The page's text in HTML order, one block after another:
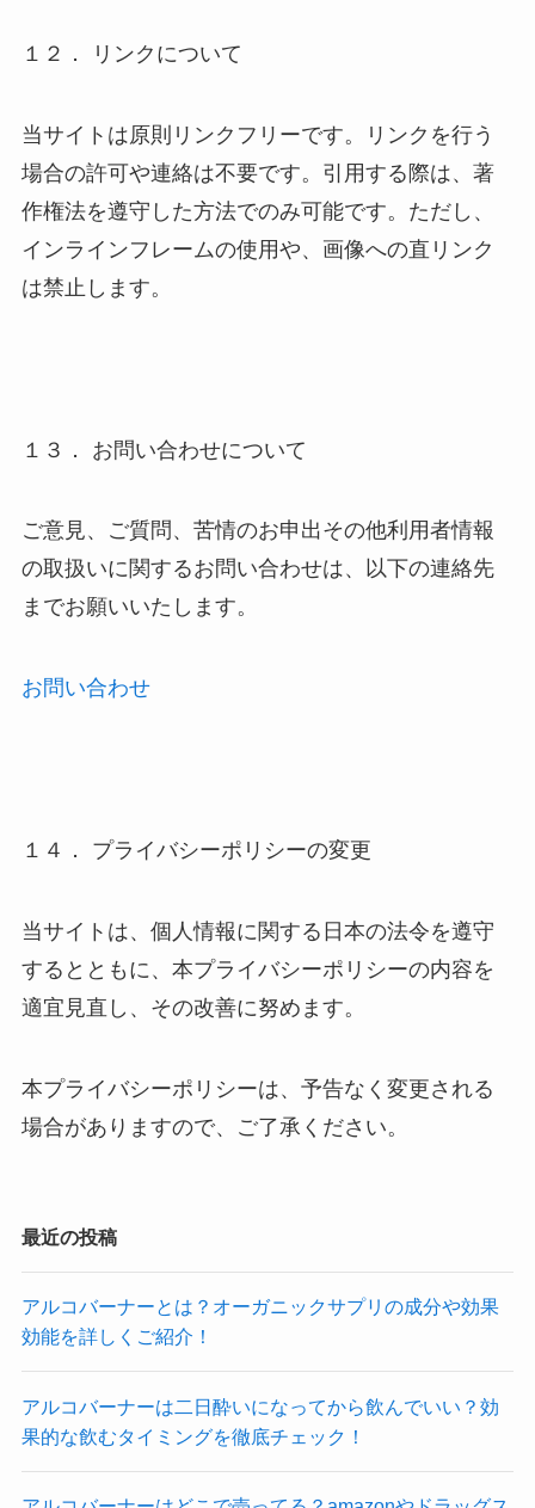
１２． リンクについて
当サイトは原則リンクフリーです。リンクを行う
場合の許可や連絡は不要です。引用する際は、著
作権法を遵守した方法でのみ可能です。ただし、
インラインフレームの使用や、画像への直リンク
は禁止します。
１３． お問い合わせについて
ご意見、ご質問、苦情のお申出その他利用者情報
の取扱いに関するお問い合わせは、以下の連絡先
までお願いいたします。
お問い合わせ
１４． プライバシーポリシーの変更
当サイトは、個人情報に関する日本の法令を遵守
するとともに、本プライバシーポリシーの内容を
適宜見直し、その改善に努めます。
本プライバシーポリシーは、予告なく変更される
場合がありますので、ご了承ください。
最近の投稿
アルコバーナーとは？オーガニックサプリの成分や効果
効能を詳しくご紹介！
アルコバーナーは二日酔いになってから飲んでいい？効
果的な飲むタイミングを徹底チェック！